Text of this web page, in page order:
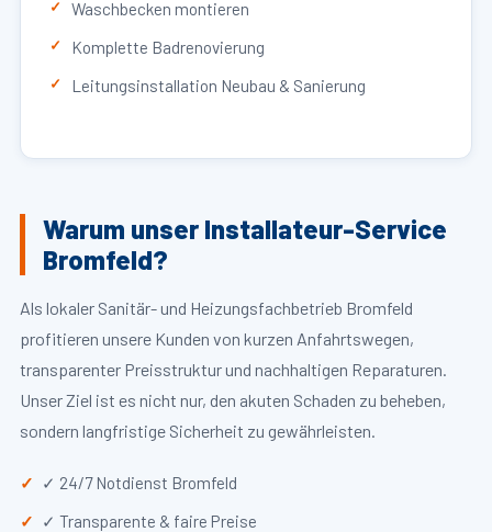
Waschbecken montieren
Komplette Badrenovierung
Leitungsinstallation Neubau & Sanierung
Warum unser Installateur-Service
Bromfeld?
Als lokaler Sanitär- und Heizungsfachbetrieb Bromfeld
profitieren unsere Kunden von kurzen Anfahrtswegen,
transparenter Preisstruktur und nachhaltigen Reparaturen.
Unser Ziel ist es nicht nur, den akuten Schaden zu beheben,
sondern langfristige Sicherheit zu gewährleisten.
✓ 24/7 Notdienst Bromfeld
✓ Transparente & faire Preise